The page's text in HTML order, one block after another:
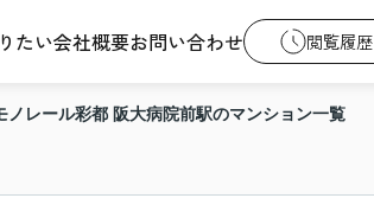
たい会社概要お問い合わせ 閲覧履歴
ノレール彩都 阪大病院前駅のマンション一覧